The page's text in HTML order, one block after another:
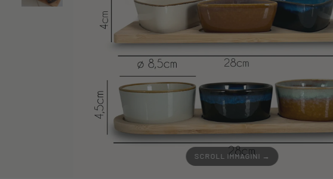
SCROLL IMMAGINI →